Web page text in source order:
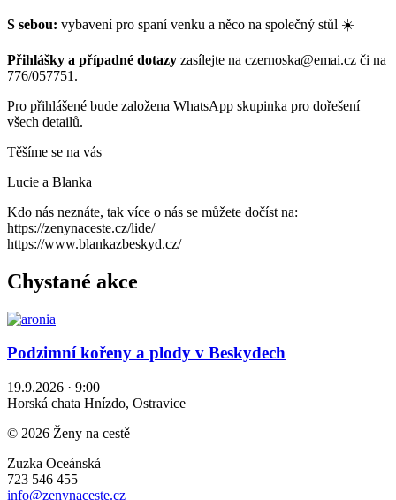
S sebou: vybavení pro spaní venku a něco na společný stůl ☀️
Přihlášky a případné dotazy zasílejte na czernoska@emai.cz či na
776/057751.
Pro přihlášené bude založena WhatsApp skupinka pro dořešení
všech detailů.
Těšíme se na vás
Lucie a Blanka
Kdo nás neznáte, tak více o nás se můžete dočíst na:
https://zenynaceste.cz/lide/
https://www.blankazbeskyd.cz/
Chystané akce
Podzimní kořeny a plody v Beskydech
19.9.2026 · 9:00
Horská chata Hnízdo, Ostravice
© 2026 Ženy na cestě
Zuzka Oceánská
723 546 455
info@zenynaceste.cz